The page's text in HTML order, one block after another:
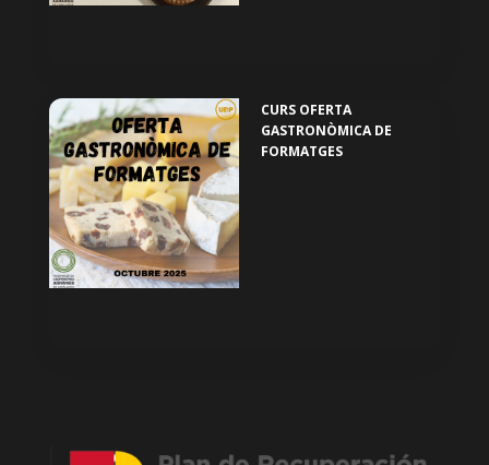
CURS OFERTA
GASTRONÒMICA DE
FORMATGES